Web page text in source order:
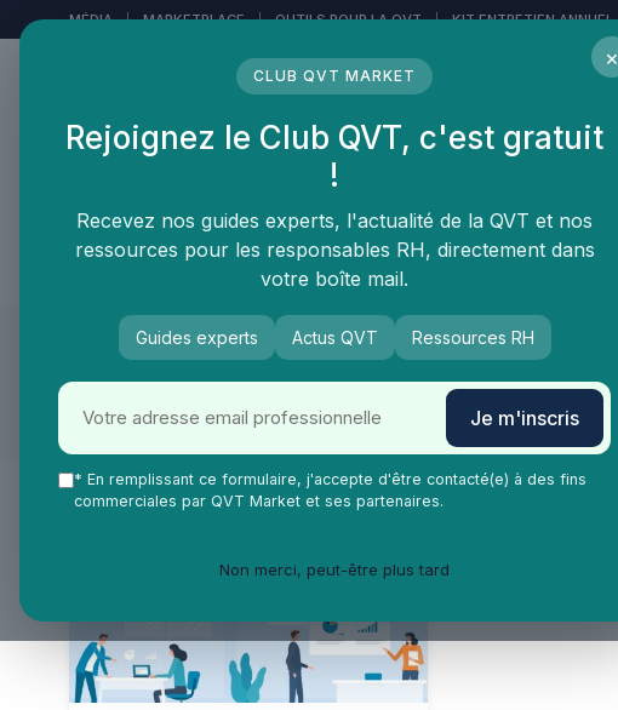
MÉDIA | MARKETPLACE | OUTILS POUR LA QVT | KIT ENTRETIEN ANNUEL
LE MÉDIA DES
Vie Ma Vie dans la QVT Tendances QVT Enjeux
QVT Market
Tests & Avis Produits
Parcourir par theme
×
CLUB QVT MARKET
Rejoignez le Club QVT, c'est gratuit
!
Recevez nos guides experts, l'actualité de la QVT et nos
ressources pour les responsables RH, directement dans
votre boîte mail.
Guides experts Actus QVT Ressources RH
Je m'inscris
* En remplissant ce formulaire, j'accepte d'être contacté(e) à des fins
commerciales par QVT Market et ses partenaires.
Non merci, peut-être plus tard
Panneau de gestion des cookies